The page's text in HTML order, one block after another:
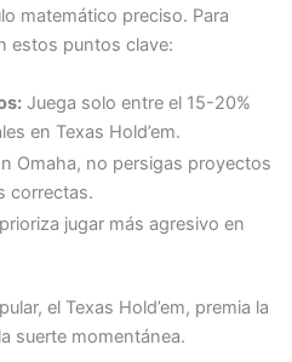
matemático preciso. Para
estos puntos clave:
Juega solo entre el 15-20%
en Texas Hold’em.
Omaha, no persigas proyectos
correctas.
jugar más agresivo en
el Texas Hold’em, premia la
suerte momentánea.